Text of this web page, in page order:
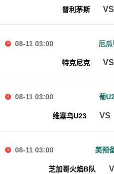
普利茅斯 VS
08-11 03:00 厄瓜
特克尼克 VS
08-11 03:00 葡
维塞乌U23 VS
08-11 03:00 美预
芝加哥火焰B队